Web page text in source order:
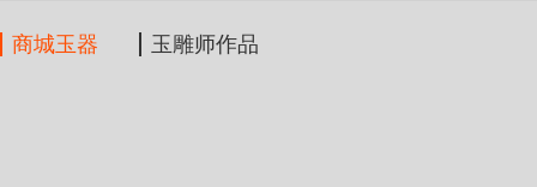
商城玉器 玉雕师作品